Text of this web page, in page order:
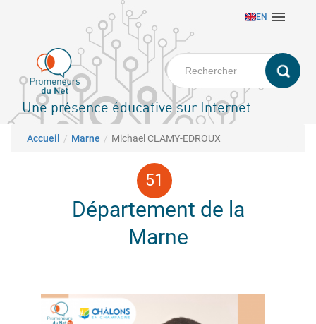
principal
EN 
Une présence éducative sur Internet
Fil d'Ariane
Accueil Marne Michael CLAMY-EDROUX
Département de la
Marne